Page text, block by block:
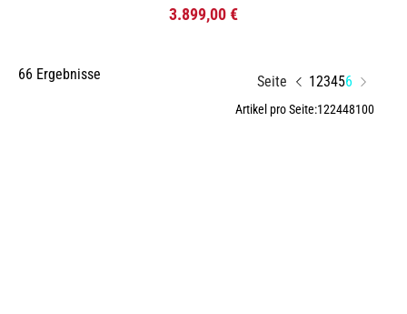
3.899,00 €
66 Ergebnisse Seite 123456
Artikel pro Seite:122448100